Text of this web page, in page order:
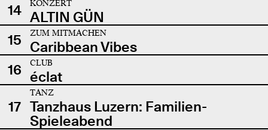
14
KONZERT
ALTIN GÜN
15
ZUM MITMACHEN
Caribbean Vibes
16
CLUB
éclat
17
TANZ
Tanzhaus Luzern: Familien-
Spieleabend